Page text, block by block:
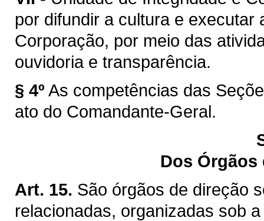
por difundir a cultura e executar
Corporação, por meio das
ouvidoria e transparência.
§ 4º As competências das
ato do Comandante-Geral.
Dos Órgãos
Art. 15. São órgãos de direção
relacionadas, organizadas sob